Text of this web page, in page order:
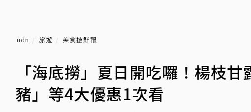
udn 旅遊 美食搶鮮報
「海底撈」夏日開吃囉！楊枝
豬」等4大優惠1次看